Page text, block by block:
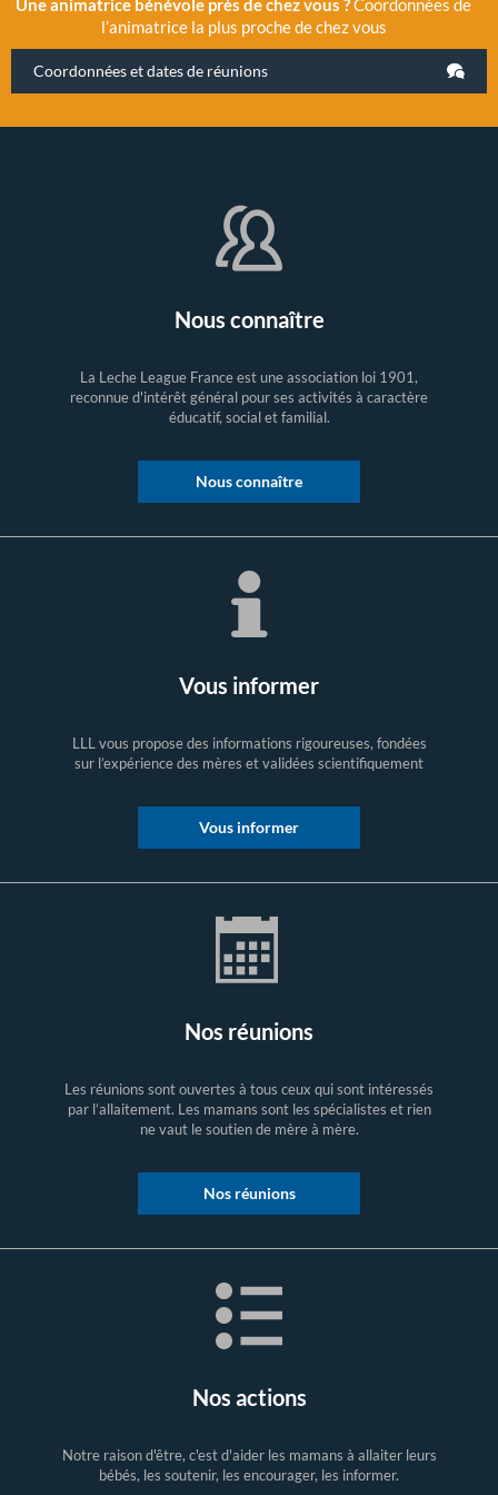
Une animatrice bénévole près de chez vous ?Coordonnées de
l’animatrice la plus proche de chez vous
Coordonnées et dates de réunions
Nous connaître
La Leche League France est une association loi 1901,
reconnue d'intérêt général pour ses activités à caractère
éducatif, social et familial.
Nous connaître
Vous informer
LLL vous propose des informations rigoureuses, fondées
sur l’expérience des mères et validées scientifiquement
Vous informer
Nos réunions
Les réunions sont ouvertes à tous ceux qui sont intéressés
par l’allaitement. Les mamans sont les spécialistes et rien
ne vaut le soutien de mère à mère.
Nos réunions
Nos actions
Notre raison d'être, c'est d'aider les mamans à allaiter leurs
bébés, les soutenir, les encourager, les informer.